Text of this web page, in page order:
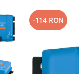
-114 RON